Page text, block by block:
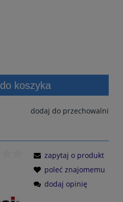
do koszyka
dodaj do przechowalni
zapytaj o produkt
poleć znajomemu
dodaj opinię